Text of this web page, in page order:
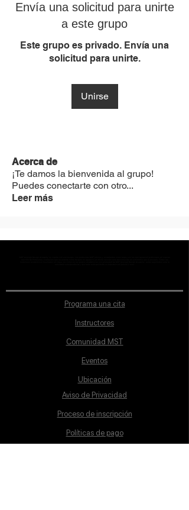
Envía una solicitud para unirte
a este grupo
Este grupo es privado. Envía una
solicitud para unirte.
Unirse
Acerca de
¡Te damos la bienvenida al grupo!
Puedes conectarte con otro...
Leer más
Programa una cita
Instructores
Comunidad MST
Eventos
Ubicación
Aviso de Privacidad
Proceso de inscripción
Políticas de pago